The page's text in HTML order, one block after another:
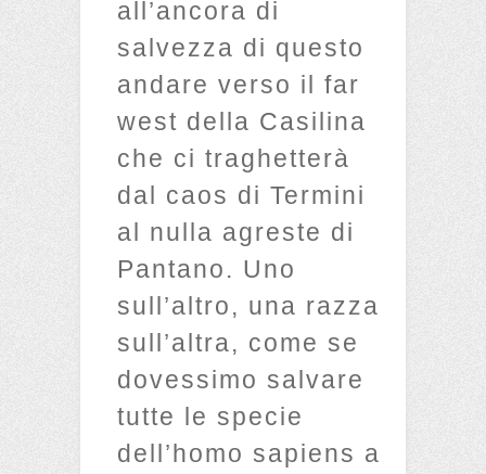
all’ancora di
salvezza di questo
andare verso il far
west della Casilina
che ci traghetterà
dal caos di Termini
al nulla agreste di
Pantano. Uno
sull’altro, una razza
sull’altra, come se
dovessimo salvare
tutte le specie
dell’homo sapiens a